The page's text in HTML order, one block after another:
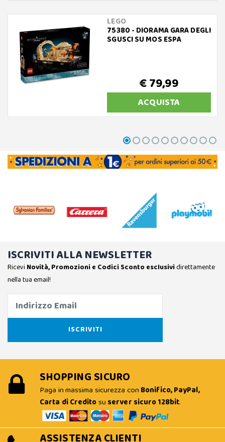
LEGO
75380 - DIORAMA GARA DEGLI
SGUSCI SU MOS ESPA
€ 79,99
ACQUISTA
ISCRIVITI ALLA NEWSLETTER
Ricevi Novità, Promozioni e Codici Sconto esclusividirettamente
nella tua email!
SHOPPING SICURO
Paga in massima sicurezza con Bonifico, PayPal,
Carta di Creditosu server sicuro 128bit.
ASSISTENZA CLIENTI